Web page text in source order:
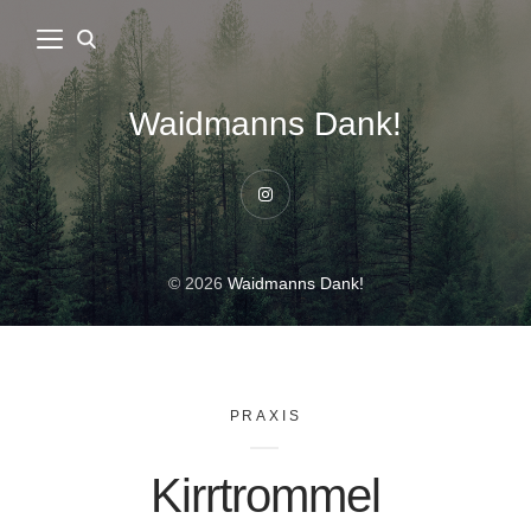
Waidmanns Dank!
Instagram
© 2026Waidmanns Dank!
PRAXIS
Kirrtrommel